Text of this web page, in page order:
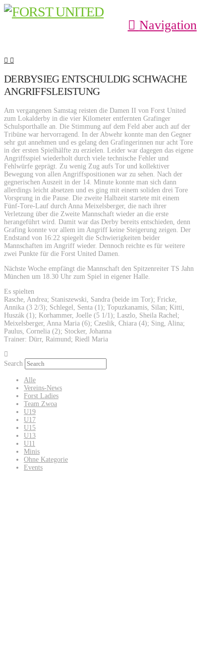
Navigation
DERBYSIEG ENTSCHULDIG SCHWACHE
ANGRIFFSLEISTUNG
Am vergangenen Samstag reisten die Damen II von Forst United
zum Lokalderby in die vier Kilometer entfernten Grafinger
Schulsporthalle an. Die Stimmung auf dem Feld aber auch auf der
Tribüne war hervorragend. In der Abwehr konnte man den Gegner
sehr gut annehmen und es gelang den Grafingerinnen nur acht Tore
in der ersten Spielhälfte zu erzielen. Leider war dagegen das eigene
Angriffsspiel wiederholt durch viele technische Fehler und
Fehlwürfe geprägt. Zu wenig Zug aufs Tor und kollektiver
Bewegung von allen Angriffspositionen war zu sehen. Nach der
gegnerischen Auszeit in der 14. Minute konnte man sich dann
allerdings leicht absetzen und es ging mit einem soliden drei Tore
Vorsprung in die Pause. Die zweite Halbzeit startete mit einem
Fünf-Tore-Lauf durch Anna Meixelsberger, die nach ihrer
Verletzung über die Zweite Mannschaft wieder an die erste
herangeführt wird. Damit war das Derby bereits entschieden, denn
Grafing konnte vor allem im Angriff keine Steigerung zeigen. Der
Endstand von 16:22 spiegelt die Schwierigkeiten beider
Mannschaften im Angriff wieder. Dennoch reichte es für weitere
zwei Punkte für die Forst United Damen.
Nächste Woche empfängt die Mannschaft den Spitzenreiter TS Jahn
München um 18.30 Uhr zum Spiel in eigener Halle.
Es spielten
Rasche, Andrea; Staniszewski, Sandra (beide im Tor); Fricke,
Annika (3 2/3); Schlegel, Senta (1); Topuzkanamis, Silan; Kitti,
Huszák (1); Korhammer, Joelle (5 1/1); Laszlo, Sheila Rachel;
Meixelsberger, Anna Maria (6); Czeslik, Chiara (4); Sing, Alina;
Paulus, Cornelia (2); Stocker, Johanna
Trainer: Dürr, Raimund; Riedl Maria
Search
Alle
Vereins-News
Forst Ladies
Team Zwoa
U19
U17
U15
U13
U11
Minis
Ohne Kategorie
Events